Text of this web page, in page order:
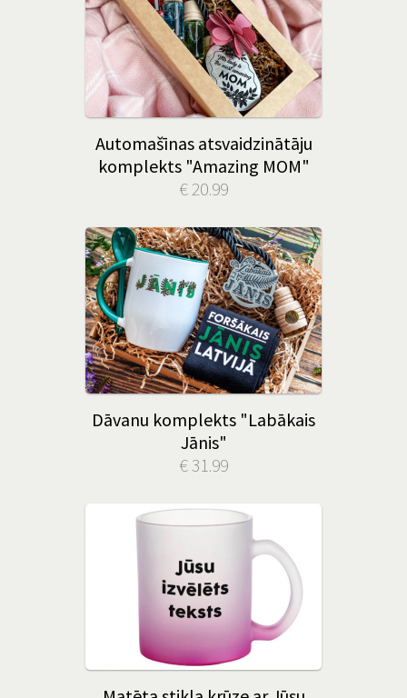
Automašīnas atsvaidzinātāju
komplekts "Amazing MOM"
€ 20.99
Dāvanu komplekts "Labākais
Jānis"
€ 31.99